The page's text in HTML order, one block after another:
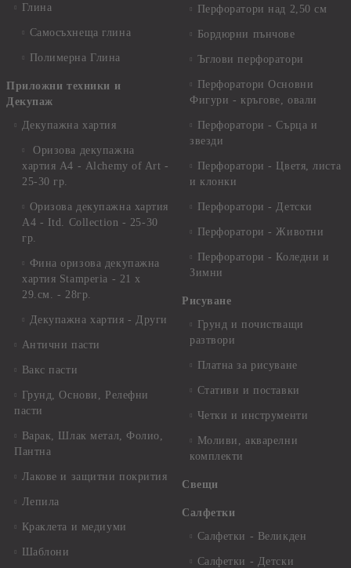
Глина
Самосъхнеща глина
Полимерна Глина
Приложни техники и
Декупаж
Декупажна хартия
Оризова декупажна
хартия А4 - Alchemy of Art -
25-30 гр.
Оризова декупажна хартия
А4 - Itd. Collection - 25-30
гр.
Фина оризова декупажна
хартия Stamperia - 21 х
29.см. - 28гр.
Декупажна хартия - Други
Антични пасти
Вакс пасти
Грунд, Основи, Релефни
пасти
Варак, Шлак метал, Фолио,
Пантна
Лакове и защитни покрития
Лепила
Краклета и медиуми
Шаблони
Перфоратори над 2,50 см
Бордюрни пънчове
Ъглови перфоратори
Перфоратори Основни
Фигури - кръгове, овали
Перфоратори - Сърца и
звезди
Перфоратори - Цветя, листа
и клонки
Перфоратори - Детски
Перфоратори - Животни
Перфоратори - Коледни и
Зимни
Рисуване
Грунд и почистващи
разтвори
Платна за рисуване
Стативи и поставки
Четки и инструменти
Моливи, акварелни
комплекти
Свещи
Салфетки
Салфетки - Великден
Салфетки - Детски